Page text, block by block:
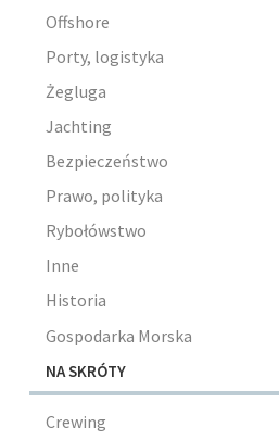
Offshore
Porty, logistyka
Żegluga
Jachting
Bezpieczeństwo
Prawo, polityka
Rybołówstwo
Inne
Historia
Gospodarka Morska
NA SKRÓTY
Crewing